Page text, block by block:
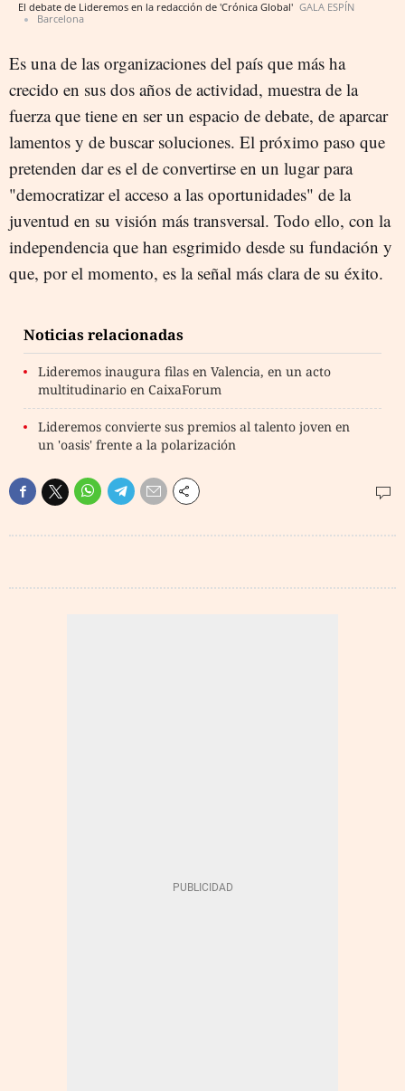
El debate de Lideremos en la redacción de 'Crónica Global' GALA ESPÍN
Barcelona
Es una de las organizaciones del país que más ha
crecido en sus dos años de actividad, muestra de la
fuerza que tiene en ser un espacio de debate, de aparcar
lamentos y de buscar soluciones. El próximo paso que
pretenden dar es el de convertirse en un lugar para
"democratizar el acceso a las oportunidades" de la
juventud en su visión más transversal. Todo ello, con la
independencia que han esgrimido desde su fundación y
que, por el momento, es la señal más clara de su éxito.
Noticias relacionadas
Lideremos inaugura filas en Valencia, en un acto
multitudinario en CaixaForum
Lideremos convierte sus premios al talento joven en
un 'oasis' frente a la polarización